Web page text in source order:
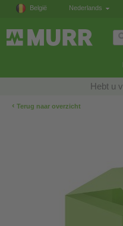
België Nederlands
Hebt u
‹ Terug naar overzicht